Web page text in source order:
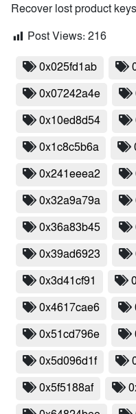
Recover lost product
Post Views: 216
0x025fd1ab
0x07242a4e
0x10ed8d54
0x1c8c5b6a
0x241eeea2
0x32a9a79a
0x36a83b45
0x39ad6923
0x3d41cf91
0x4617cae6
0x51cd796e
0x5d096d1f
0x5f5188af